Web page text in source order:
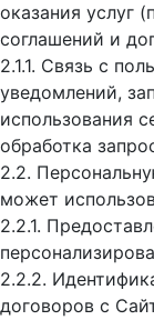
оказания услуг
соглашений и
2.1.1. Связь с
уведомлений,
использования
обработка
2.2.
может
2.2.1.
2.2.2.
договоров с